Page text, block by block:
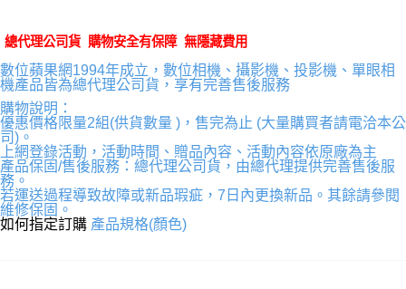
總代理公司貨 購物安全有保障 無隱藏費用
數位蘋果網1994年成立，數位相機、攝影機、投影機、單眼相
機產品皆為總代理公司貨，享有完善售後服務
購物說明：
優惠價格限量2組(供貨數量 )，售完為止 (大量購買者請電洽本公
司)。
上網登錄活動，活動時間、贈品內容、活動內容依原廠為主
產品保固/售後服務：總代理公司貨，由總代理提供完善售後服
務。
若運送過程導致故障或新品瑕疵，7日內更換新品。其餘請參閱
維修保固。
如何指定訂購 產品規格(顏色)